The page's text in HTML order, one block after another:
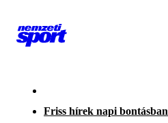
Friss hírek napi bontásban